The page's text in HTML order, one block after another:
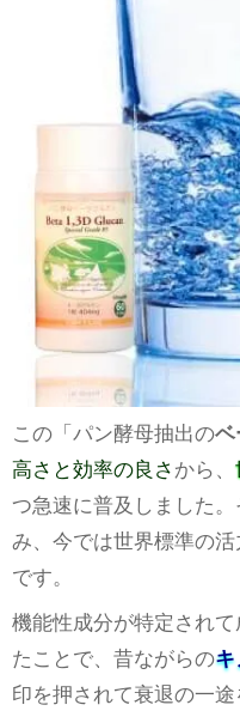
この「パン酵母抽出のベ
高さと効率の良さ から、
つ急速に普及しました
み、今では世界標準の
です。
機能性成分が特定され
たことで、昔ながらのキ
印を押されて衰退の一途